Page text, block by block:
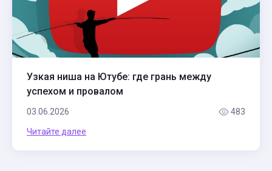
Узкая ниша на Ютубе: где грань между
успехом и провалом
03.06.2026 483
Читайте далее